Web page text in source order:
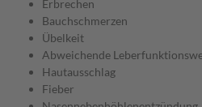
Erbrechen
Bauchschmerzen
Übelkeit
Abweichende
Hautausschlag
Fieber